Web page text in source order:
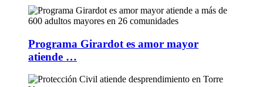
Programa Girardot es amor mayor
atiende …